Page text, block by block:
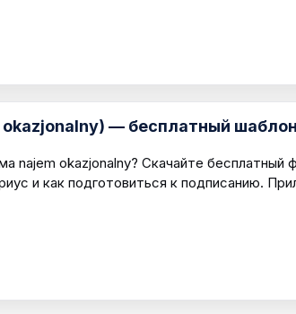
— бесплатный
najem okazjonalny? Скачайте бесплатный
и как подготовиться к подписанию.